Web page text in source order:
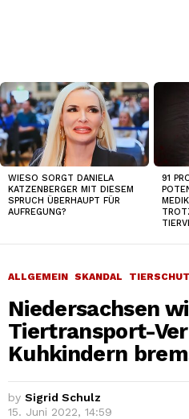
TOP
NEWS
WIESO SORGT DANIELA
KATZENBERGER MIT DIESEM
SPRUCH ÜBERHAUPT FÜR
AUFREGUNG?
91
ALLGEMEIN SKANDAL
Niedersachsen
Tiertransport-
Kuhkindern
by Sigrid Schulz
15. Juni 2022, 14:59